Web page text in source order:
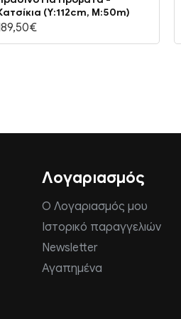
(Υ:112cm, Μ:50m)
Λογαριασμός
Ο Λογαριασμός μου
Ιστορικό παραγγελιών
Newsletter
Αγαπημένα